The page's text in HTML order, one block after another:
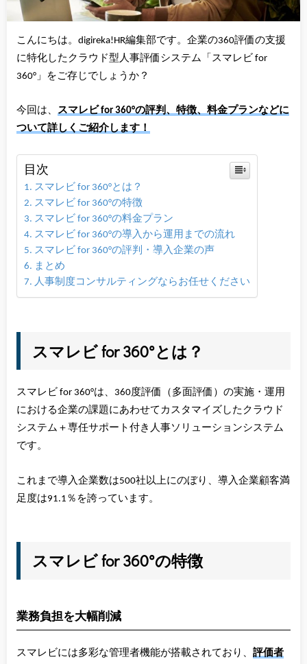
こんにちは。digireka!HR編集部です。企業の360評価の支援
に特化したクラウド型人事評価システム「スマレビ for
360°」をご存じでしょうか？
今回は、 スマレビ for 360°の評判、特徴、料金プランなどに
ついて詳しくご紹介します！
目次
スマレビ for 360°とは？
スマレビ for 360°の特徴
スマレビ for 360°の料金プラン
スマレビ for 360°の導入から運用までの流れ
スマレビ for 360°の評判・導入企業の声
まとめ
人事制度コンサルティングならお任せください
スマレビ for 360°とは？
スマレビ for 360°は、360度評価（多面評価）の実施・運用
における企業の課題にあわせてカスタマイズしたクラウド
システム＋専任サポート付き人事ソリューションシステム
です。
これまで導入企業数は500社以上にのぼり、導入企業顧客満
足度は91.1％を誇っています。
スマレビ for 360°の特徴
業務負担を大幅削減
スマレビには多彩な管理者機能が搭載されており、 評価者